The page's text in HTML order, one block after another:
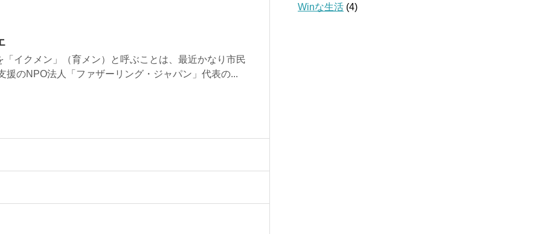
「イクメン」（育メン）と呼ぶことは、最近かなり市民
援のNPO法人「ファザーリング・ジャパン」代表の...
Winな生活 (4)